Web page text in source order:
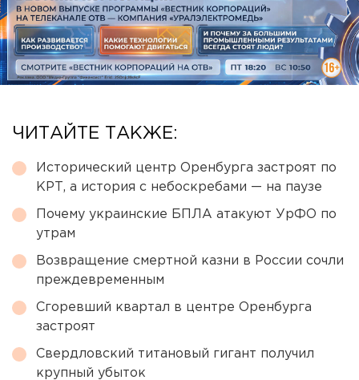
ЧИТАЙТЕ ТАКЖЕ:
Исторический центр Оренбурга застроят по
КРТ, а история с небоскребами — на паузе
Почему украинские БПЛА атакуют УрФО по
утрам
Возвращение смертной казни в России сочли
преждевременным
Сгоревший квартал в центре Оренбурга
застроят
Свердловский титановый гигант получил
крупный убыток